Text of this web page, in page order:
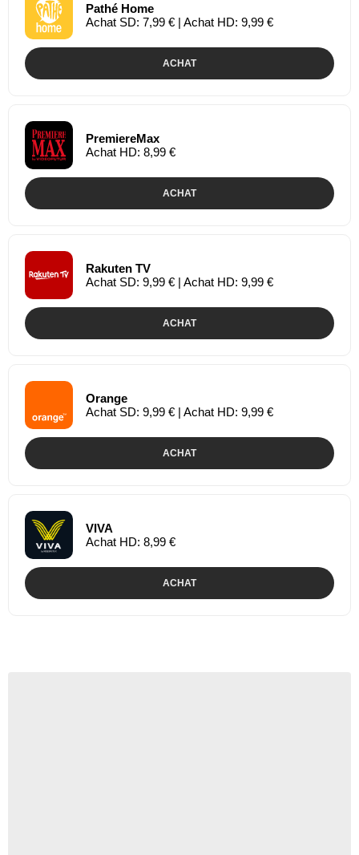
Pathé Home
Achat SD: 7,99 € | Achat HD: 9,99 €
ACHAT
PremiereMax
Achat HD: 8,99 €
ACHAT
Rakuten TV
Achat SD: 9,99 € | Achat HD: 9,99 €
ACHAT
Orange
Achat SD: 9,99 € | Achat HD: 9,99 €
ACHAT
VIVA
Achat HD: 8,99 €
ACHAT